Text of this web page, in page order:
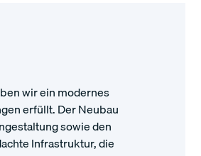
wir ein modernes
erfüllt. Der Neubau
sowie den
Infrastruktur, die